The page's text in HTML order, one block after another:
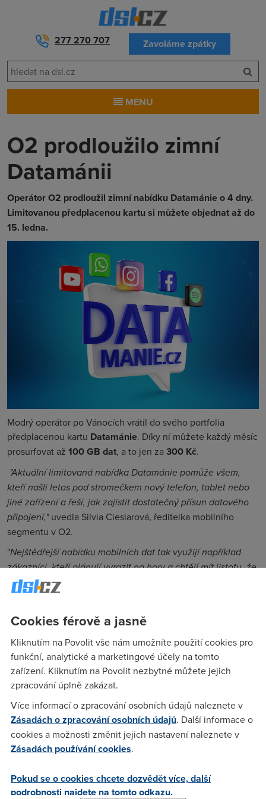
277 270 707 Zavoláme zpátky
MENU
O2 prodloužilo zimní
Datamánii
Operátor O2 prodloužil zimní nabídku Datamánie o 4 dny.
Limitovanou předplacenou kartu si můžete objednat až do
15. ledna.
Modrý operátor po Vánocích vrátil do svého portfolia
předplacenou kartu Datamánie. Díky ní můžete každý měsíc
prosurfovat až 100 GB dat, a to jen za300 Kč.
"Aktuální limitovaná nabídka Datamánie pomůže všem,
kteří našli letos pod stromečkem nový telefon, tablet nebo
jiné zařízení a řeší, jak zajistit dostatečný přísun datového
připojení,"uvedla Silvia Cieslarová, ředitelka mobilního
segmentu v O2.
"Nejštědřejší nabídku mobilních dat tak využijí například
zákazníci, kteří plánují vyrazit na hory a chtějí mít jistotu, že
se spojí se svými blízkými, pustí si film nebo televizi v mobilu
nezávisle na dostupnosti veřejných wi-fi
Předplacená karta je zcelabez závazků
každý měsíc obnovuje. Jedinou podmínkou je mít nabitý
kredit ve výši alespoň 300 Kč.
Pokud budete chtít SIMku používat i na odesílání SMS zpráv,
na15 Kčdenně.
Původně měla akce končit už 11. ledna. Operátor se ji ale
nakonec rozhodlprodloužit o další 4 dny
Ověřte si dostupnost
Cookies férově a jasně
Kliknutím na Povolit vše nám umožníte použití cookies pro
funkční, analytické a marketingové účely na tomto
zařízení. Kliknutím na Povolit nezbytné můžete jejich
zpracování úplně zakázat.
Více informací o zpracování osobních údajů naleznete v
Zásadách o zpracování osobních údajů. Další informace o
cookies a možnosti změnit jejich nastavení naleznete v
Zásadách používání cookies.
Pokud se o cookies chcete dozvědět více, další
podrobnosti najdete na tomto odkazu.